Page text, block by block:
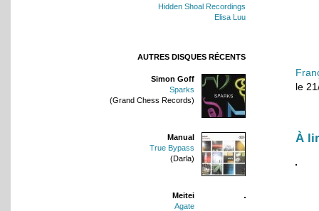
Hidden Shoal Recordings
Elisa Luu
AUTRES DISQUES RÉCENTS
Simon Goff
Sparks
(Grand Chess Records)
Manual
True Bypass
(Darla)
Meitei
Agate
le
À